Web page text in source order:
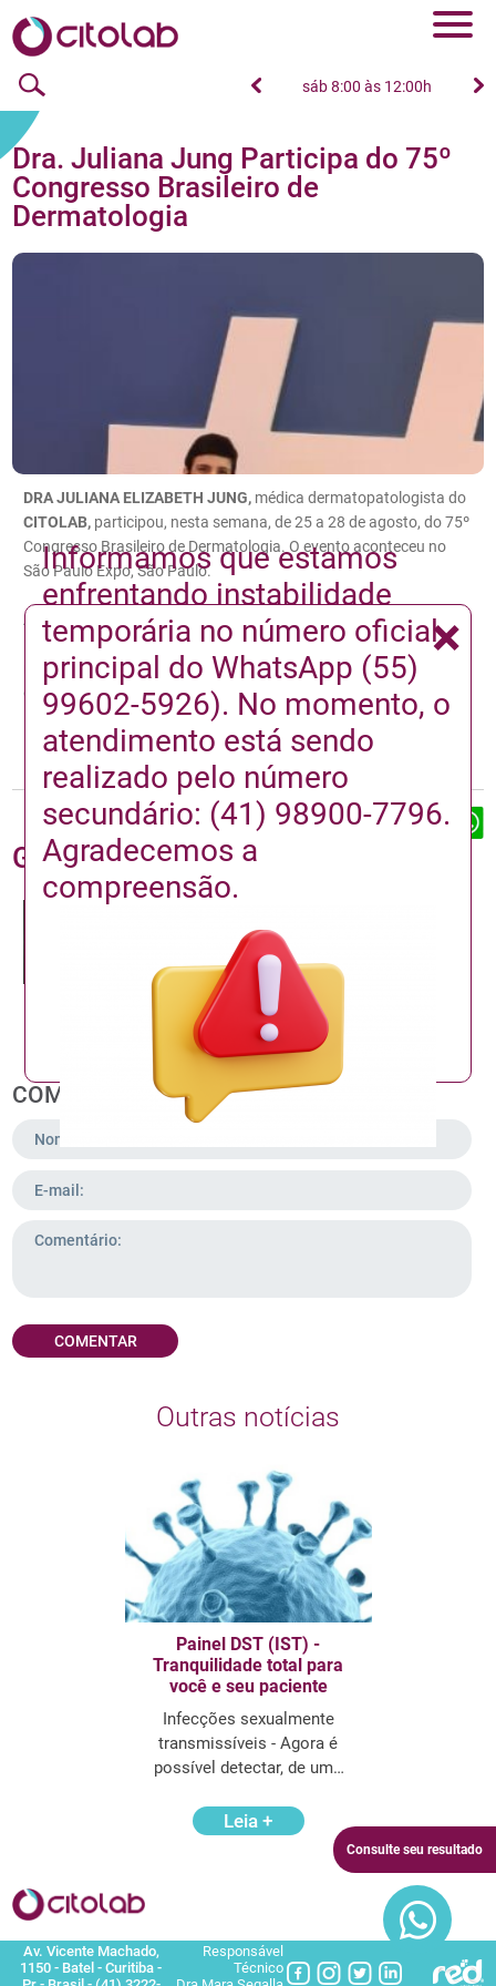
seg à sex das 8:00h às 18:00h sáb 8:00 às 12:00h
Dra. Juliana Jung Participa do 75º
Congresso Brasileiro de
Dermatologia
27/08/2022
DRA JULIANA ELIZABETH JUNG, médica dermatopatologista do
CITOLAB, participou, nesta semana, de 25 a 28 de agosto, do 75º
Congresso Brasileiro de Dermatologia. O evento aconteceu no
São Paulo Expo, São Paulo.
A edição 2022 do evento teve como tema, “Novos Horizontes na
Dermatologia” e contou com vários palestrantes internacionais,
reunindo novidades da especialidade apresentadas nos maiores
congressos do mundo.
Galeria de fotos
COMENTAR
COMENTAR
Outras notícias
Painel DST (IST) -
Tranquilidade total para
você e seu paciente
Infecções sexualmente
transmissíveis - Agora é
possível detectar, de uma
patógenos com o Painel
DST/IST.
Leia +
Av. Vicente Machado,
1150 - Batel - Curitiba -
Responsável
Técnico
×
Informamos que estamos
enfrentando instabilidade
temporária no número oficial
principal do WhatsApp (55)
99602-5926). No momento, o
atendimento está sendo
realizado pelo número
secundário: (41) 98900-7796.
Agradecemos a
compreensão.
Consulte seu resultado